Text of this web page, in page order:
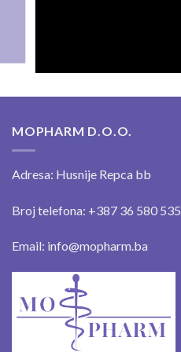
MOPHARM D.O.O.
Adresa: Husnije Repca bb
Broj telefona: +387 36 580 535
Email: info@mopharm.ba